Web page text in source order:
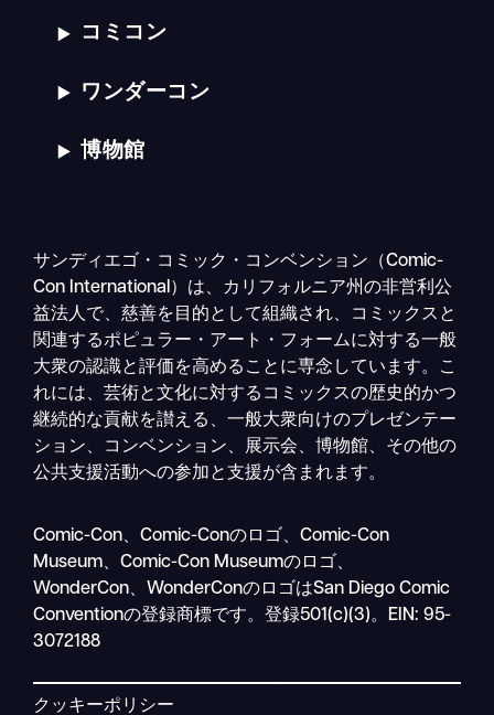
モ
イ
ル
コミコン
ワンダーコン
博物館
サンディエゴ・コミック・コンベンション（Comic-
Con International）は、カリフォルニア州の非営利公
益法人で、慈善を目的として組織され、コミックスと
関連するポピュラー・アート・フォームに対する一般
大衆の認識と評価を高めることに専念しています。こ
れには、芸術と文化に対するコミックスの歴史的かつ
継続的な貢献を讃える、一般大衆向けのプレゼンテー
ション、コンベンション、展示会、博物館、その他の
公共支援活動への参加と支援が含まれます。
Comic-Con、Comic-Conのロゴ、Comic-Con
Museum、Comic-Con Museumのロゴ、
WonderCon、WonderConのロゴはSan Diego Comic
Conventionの登録商標です。登録501(c)(3)。EIN: 95-
3072188
クッキーポリシー